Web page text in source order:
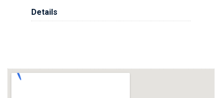
Details